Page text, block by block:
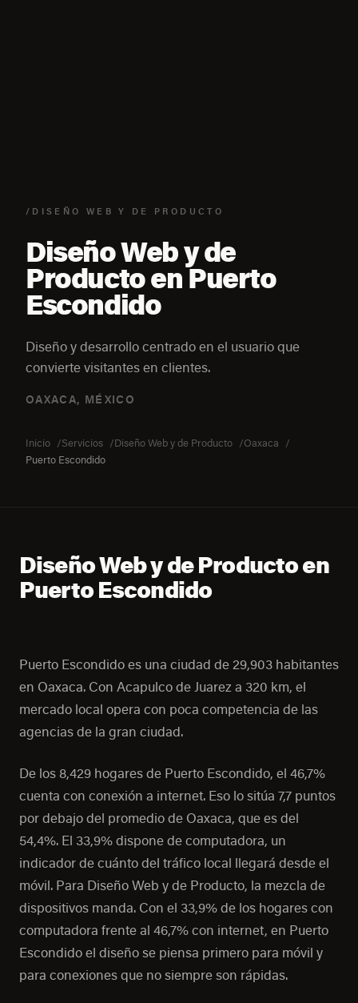
/DISEÑO WEB Y DE PRODUCTO
Diseño Web y de
Producto en Puerto
Escondido
Diseño y desarrollo centrado en el usuario que
convierte visitantes en clientes.
OAXACA, MÉXICO
Inicio Servicios Diseño Web y de Producto
Oaxaca
Puerto Escondido
Diseño Web y de Producto en
Puerto Escondido
Puerto Escondido es una ciudad de 29,903 habitantes
en Oaxaca. Con Acapulco de Juarez a 320 km, el
mercado local opera con poca competencia de las
agencias de la gran ciudad.
De los 8,429 hogares de Puerto Escondido, el 46,7%
cuenta con conexión a internet. Eso lo sitúa 7,7 puntos
por debajo del promedio de Oaxaca, que es del
54,4%. El 33,9% dispone de computadora, un
indicador de cuánto del tráfico local llegará desde el
móvil. Para Diseño Web y de Producto, la mezcla de
dispositivos manda. Con el 33,9% de los hogares con
computadora frente al 46,7% con internet, en Puerto
Escondido el diseño se piensa primero para móvil y
para conexiones que no siempre son rápidas.